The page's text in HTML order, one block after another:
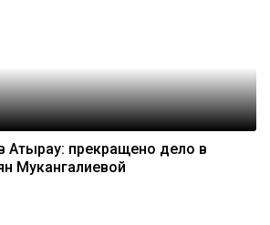
Атырау: прекращено дело в
Мукангалиевой